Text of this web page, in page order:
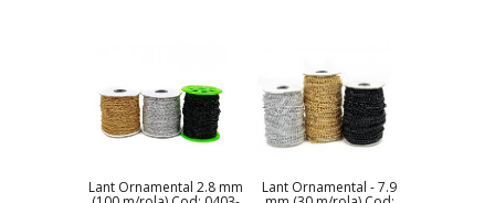
Lant Ornamental 2.8 mm Lant Ornamental - 7.9